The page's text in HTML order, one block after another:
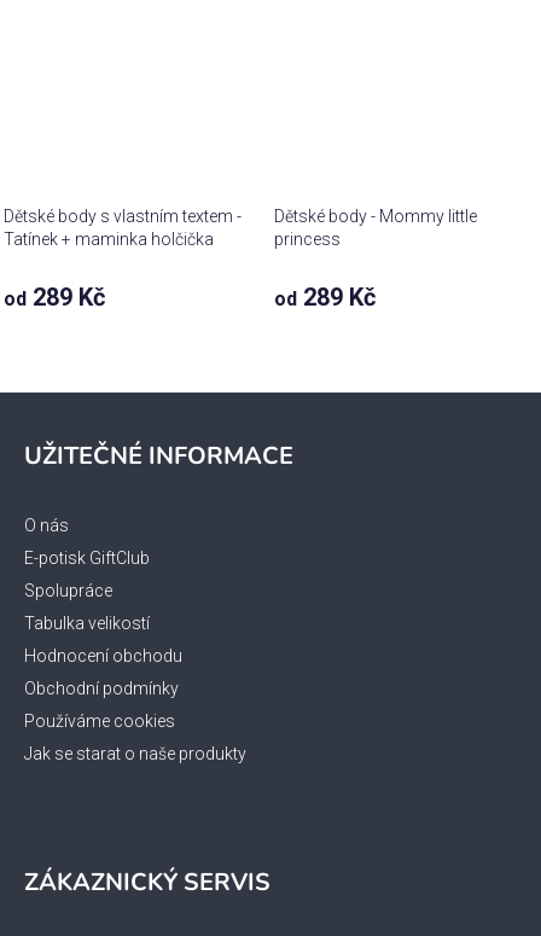
Dětské body s vlastním textem -
Tatínek + maminka holčička
od 289 Kč
Dětské body - Mommy little
princess
od 289 Kč
UŽITEČNÉ INFORMACE
O nás
E-potisk GiftClub
Spolupráce
Tabulka velikostí
Hodnocení obchodu
Obchodní podmínky
Používáme cookies
Jak se starat o naše produkty
ZÁKAZNICKÝ SERVIS